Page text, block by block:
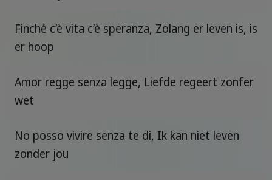
Finché c’è vita c’è speranza, Zolang er leven is, is
er hoop
Amor regge senza legge, Liefde regeert zonfer
wet
No posso vivire senza te di, Ik kan niet leven
zonder jou